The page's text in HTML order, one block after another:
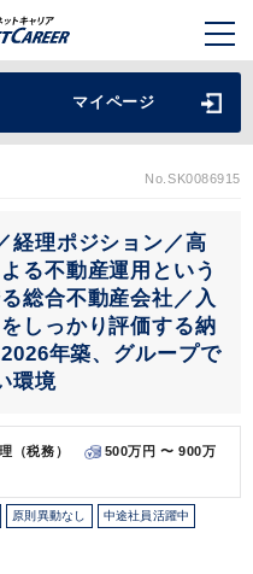
マイページ
No.SK0086915
経理ポジション／高
る不動産運用という
総合不動産会社／入
しっかり評価する納
年築、グループで
環境
（税務）
500万円 〜 900万
原則異動なし 中途社員活躍中